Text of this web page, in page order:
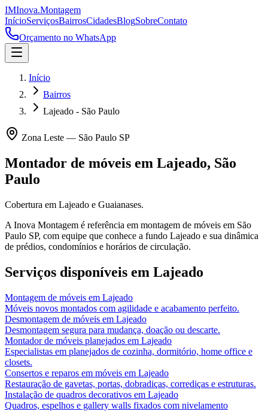
IMInova.Montagem
InícioServiçosBairrosCidadesBlogSobreContato
Orçamento no WhatsApp
Início
Bairros
Lajeado - São Paulo
Zona Leste — São Paulo SP
Montador de móveis em Lajeado, São
Paulo
Cobertura em Lajeado e Guaianases.
A Inova Montagem é referência em montagem de móveis em São
Paulo SP, com equipe que conhece a fundo Lajeado e sua dinâmica
de prédios, condomínios e horários de circulação.
Serviços disponíveis em Lajeado
Montagem de móveis em Lajeado
Móveis novos montados com agilidade e acabamento perfeito.
Desmontagem de móveis em Lajeado
Desmontagem segura para mudança, doação ou descarte.
Montador de móveis planejados em Lajeado
Especialistas em planejados de cozinha, dormitório, home office e
closets.
Consertos e reparos em móveis em Lajeado
Restauração de gavetas, portas, dobradiças, corrediças e estruturas.
Instalação de quadros decorativos em Lajeado
Quadros, espelhos e gallery walls fixados com nivelamento